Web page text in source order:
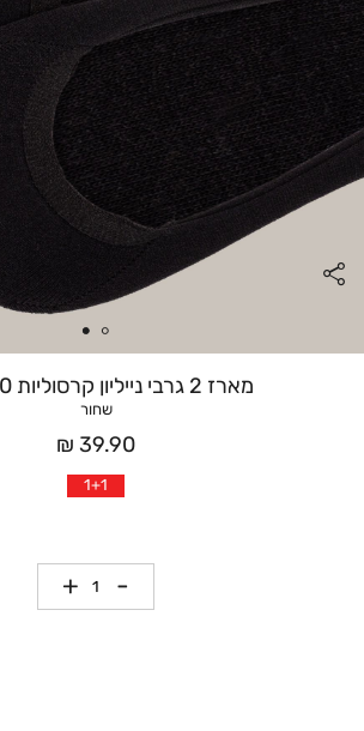
מארז 2 גרבי נייליון קרסוליות 30 דנייר
שחור
מחיר
אחרי
הנחה
39.90 ₪
1+1
כמות